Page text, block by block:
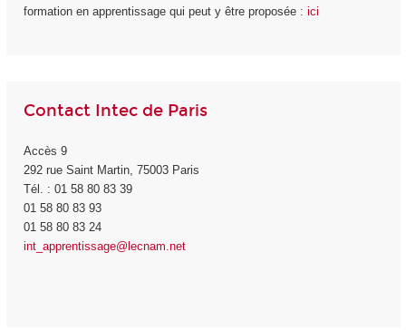
formation en apprentissage qui peut y être proposée : ici
Contact Intec de Paris
Accès 9
292 rue Saint Martin, 75003 Paris
Tél. : 01 58 80 83 39
01 58 80 83 93
01 58 80 83 24
int_apprentissage@lecnam.net